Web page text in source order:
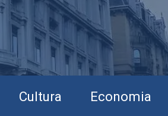
Cultura Economia